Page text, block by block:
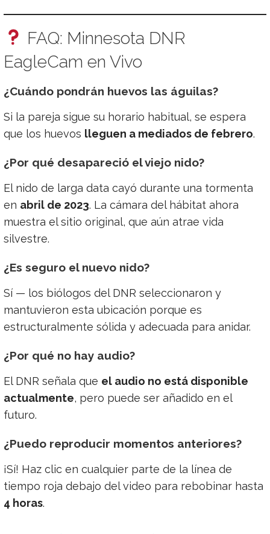
FAQ: Minnesota DNR
EagleCam en Vivo
¿Cuándo pondrán huevos las águilas?
Si la pareja sigue su horario habitual, se espera
que los huevos lleguen a mediados de febrero.
¿Por qué desapareció el viejo nido?
El nido de larga data cayó durante una tormenta
en abril de 2023. La cámara del hábitat ahora
muestra el sitio original, que aún atrae vida
silvestre.
¿Es seguro el nuevo nido?
Sí — los biólogos del DNR seleccionaron y
mantuvieron esta ubicación porque es
estructuralmente sólida y adecuada para anidar.
¿Por qué no hay audio?
El DNR señala que el audio no está disponible
actualmente, pero puede ser añadido en el
futuro.
¿Puedo reproducir momentos anteriores?
¡Sí! Haz clic en cualquier parte de la línea de
tiempo roja debajo del video para rebobinar hasta
4 horas.